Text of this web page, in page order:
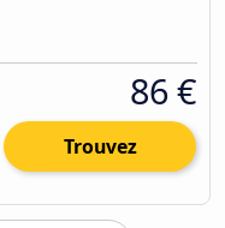
86 €
Trouvez